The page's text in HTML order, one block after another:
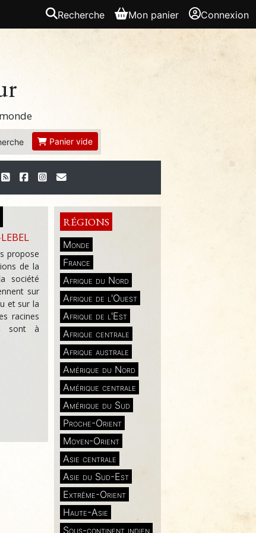
Recherche Mon panier Connexion
Panier vide
RÉGIONS
Monde
France
Afrique du Nord
Afrique de l'Ouest
Afrique de l'Est
Afrique centrale
Afrique australe
Amérique du Nord
Amérique centrale
Amérique du Sud
Proche-Orient
Moyen-Orient
Asie centrale
Asie du Sud-Est
Extrême-Orient
Haute-Asie
Sous-continent indien
propose
de la
société
sur
et sur la
racines
sont à